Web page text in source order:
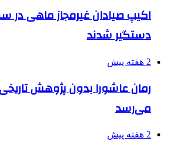
اکیپ صیادان غیرمجاز ماهی در
دستگیر شدند
2 هفته پیش
رمان عاشورا بدون پژوهش
می‌رسد
2 هفته پیش